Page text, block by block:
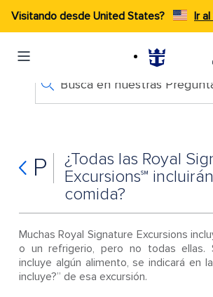
Visitando desde United States? Ir
P
¿Todas las Royal
Excursions℠
comida?
Muchas Royal Signature Excursions
o un refrigerio, pero no todas ellas.
incluye algún alimento, se indicará en
incluye?” de esa excursión.